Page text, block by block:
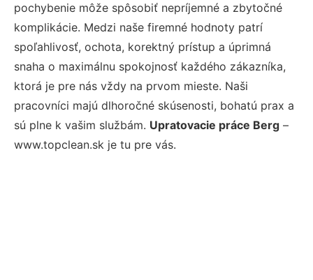
pochybenie môže spôsobiť nepríjemné a zbytočné
komplikácie. Medzi naše firemné hodnoty patrí
spoľahlivosť, ochota, korektný prístup a úprimná
snaha o maximálnu spokojnosť každého zákazníka,
ktorá je pre nás vždy na prvom mieste. Naši
pracovníci majú dlhoročné skúsenosti, bohatú prax a
sú plne k vašim službám. Upratovacie práce Berg –
www.topclean.sk je tu pre vás.